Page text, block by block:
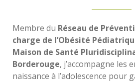
Membre du Réseau de
charge de l’Obésité
Maison de Santé
Borderouge, j’accompagne les
naissance à l’adolescence pour